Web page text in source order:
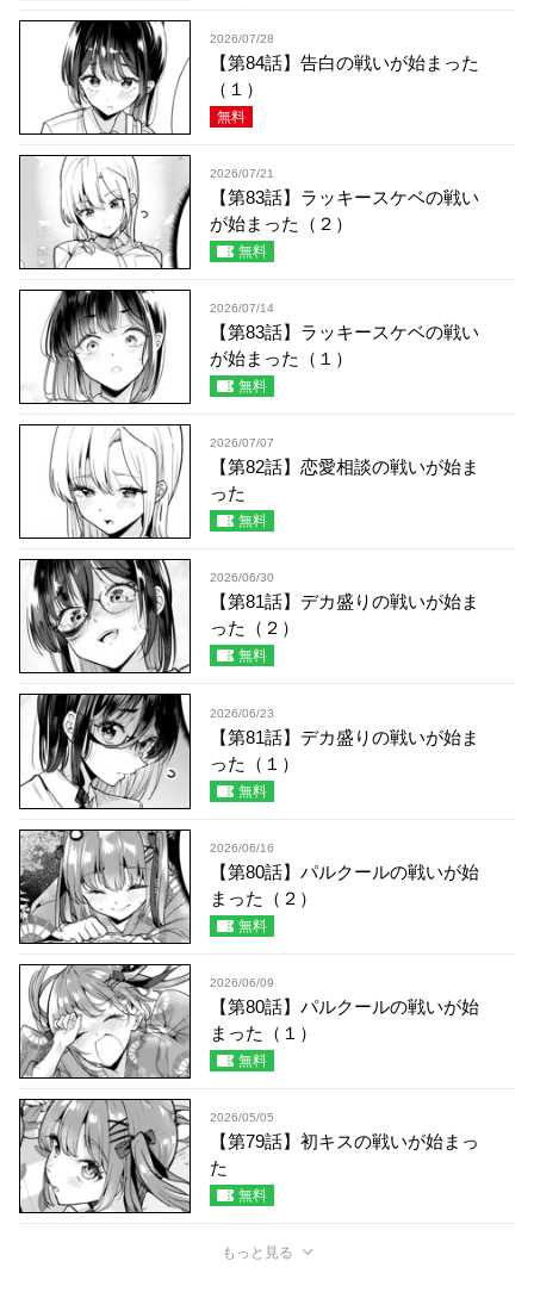
2026/07/28
【第84話】告白の戦いが始まった
（１）
無料
2026/07/21
【第83話】ラッキースケベの戦い
が始まった（２）
無料
2026/07/14
【第83話】ラッキースケベの戦い
が始まった（１）
無料
2026/07/07
【第82話】恋愛相談の戦いが始ま
った
無料
2026/06/30
【第81話】デカ盛りの戦いが始ま
った（２）
無料
2026/06/23
【第81話】デカ盛りの戦いが始ま
った（１）
無料
2026/06/16
【第80話】パルクールの戦いが始
まった（２）
無料
2026/06/09
【第80話】パルクールの戦いが始
まった（１）
無料
2026/05/05
【第79話】初キスの戦いが始まっ
た
無料
もっと見る